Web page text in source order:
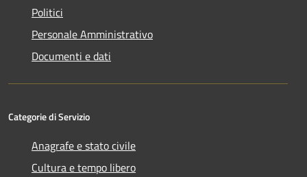
Politici
Personale Amministrativo
Documenti e dati
Categorie di Servizio
Anagrafe e stato civile
Cultura e tempo libero